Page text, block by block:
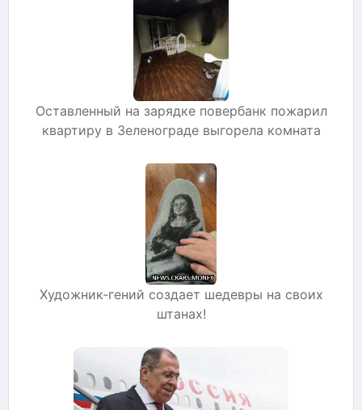
Оставленный на зарядке повербанк пожарил
квартиру в Зеленограде выгорела комната
Художник-гений создает шедевры на своих
штанах!